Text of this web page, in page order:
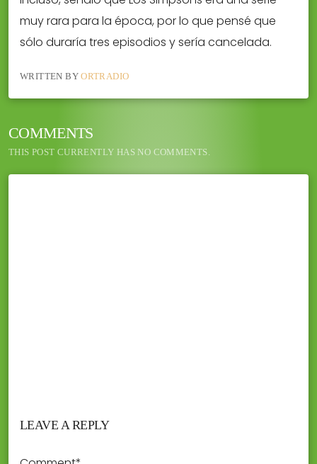
muy rara para la época, por lo que pensé que
sólo duraría tres episodios y sería cancelada.
WRITTEN BYORTRADIO
COMMENTS
THIS POST CURRENTLY HAS NO COMMENTS.
LEAVE A REPLY